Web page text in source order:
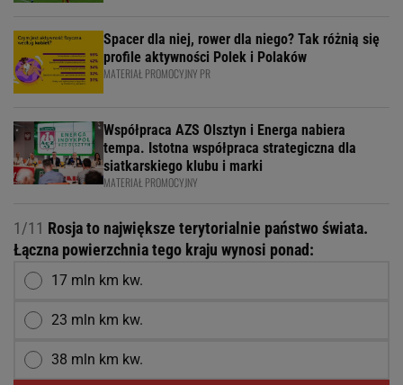
Spacer dla niej, rower dla niego? Tak różnią się
profile aktywności Polek i Polaków
MATERIAŁ PROMOCYJNY PR
Współpraca AZS Olsztyn i Energa nabiera
tempa. Istotna współpraca strategiczna dla
siatkarskiego klubu i marki
MATERIAŁ PROMOCYJNY
1/11 Rosja to największe terytorialnie państwo świata.
Łączna powierzchnia tego kraju wynosi ponad:
17 mln km kw.
23 mln km kw.
38 mln km kw.